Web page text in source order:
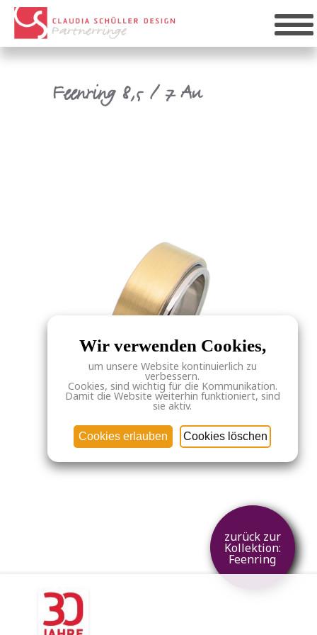
Feenring 8,5 / 7 Au
zurück zur
Kollektion:
Feenring
Wir verwenden Cookies,
um unsere Website kontinuierlich zu
verbessern.
Cookies, sind wichtig für die Kommunikation.
Damit die Website weiterhin funktioniert, sind
sie aktiv.
Cookies erlauben Cookies löschen